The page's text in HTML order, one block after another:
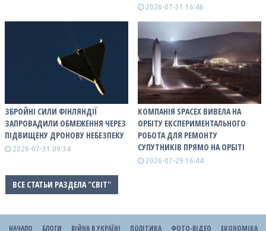
2026-07-31 16:46
ЗБРОЙНІ СИЛИ ФІНЛЯНДІЇ
ЗАПРОВАДИЛИ ОБМЕЖЕННЯ ЧЕРЕЗ
ПІДВИЩЕНУ ДРОНОВУ НЕБЕЗПЕКУ
2026-07-31 09:34
КОМПАНІЯ SPACEX ВИВЕЛА НА
ОРБІТУ ЕКСПЕРИМЕНТАЛЬНОГО
РОБОТА ДЛЯ РЕМОНТУ
СУПУТНИКІВ ПРЯМО НА ОРБІТІ
2026-07-29 16:44
ВСЕ СТАТЬИ РАЗДЕЛА "СВІТ"
НАЧАЛО БЛОГИ ВІЙНА В УКРАЇНІ ПОЛІТИКА ФОТО-ВІДЕО ЕКОНОМІКА